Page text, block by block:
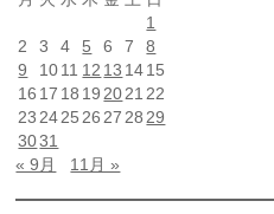
1
2
3 4 5 6 7
8
9
1011 12 13 1415
16 17 18 19 2021 22
23 2425 26 27 28 29
3031
« 9月
11月 »